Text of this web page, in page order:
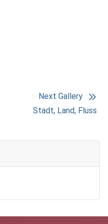
Next Gallery
Stadt, Land, Fluss